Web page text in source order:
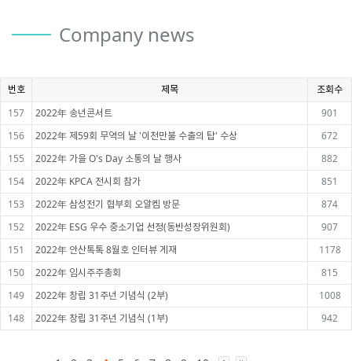
Company news
번호 제목
조회수
157
2022年 송년콘서트
901
156
2022年 제59회 무역의 날 '이천만불 수출의 탑' 수상
672
155
2022年 가을 O's Day 소통의 날 행사
882
154
2022年 KPCA 전시회 참가
851
153
2022年 삼성전기 협부회 오알켐 방문
874
152
2022年 ESG 우수 중소기업 선정(동반성장위원회)
907
151
2022年 안산톡톡 8월호 인터뷰 게재
1178
150
2022年 임시주주총회
815
149
2022年 창립 31주년 기념식 (2부)
1008
148
2022年 창립 31주년 기념식 (1부) 942